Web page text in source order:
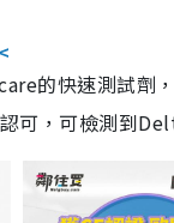
的快速測試劑
可，可檢測到